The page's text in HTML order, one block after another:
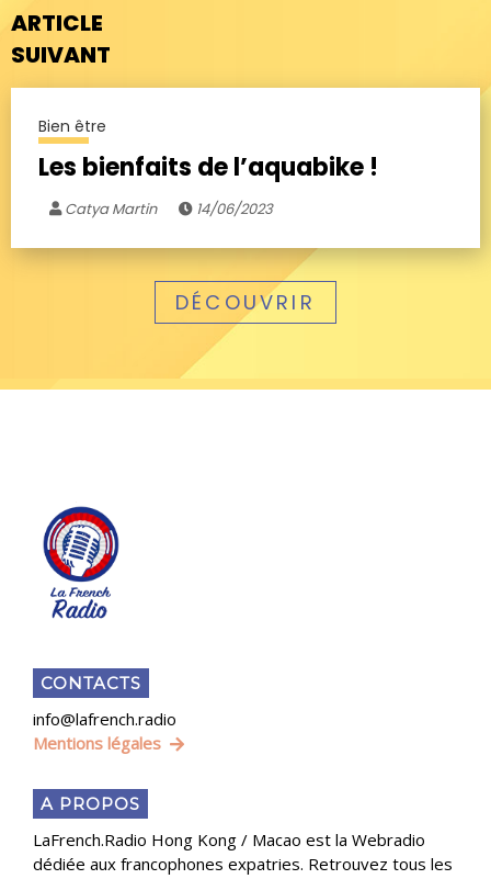
ARTICLE
SUIVANT
Bien être
Les bienfaits de l’aquabike !
Catya Martin 14/06/2023
DÉCOUVRIR
CONTACTS
info@lafrench.radio
Mentions légales
A PROPOS
LaFrench.Radio Hong Kong / Macao est la Webradio
dédiée aux francophones expatries. Retrouvez tous les